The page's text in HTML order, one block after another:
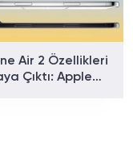
Air 2 Özellikleri
Çıktı: Apple